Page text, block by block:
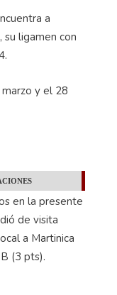
a
ligamen con
y el 28
en la presente
de visita
a Martinica
(3 pts).